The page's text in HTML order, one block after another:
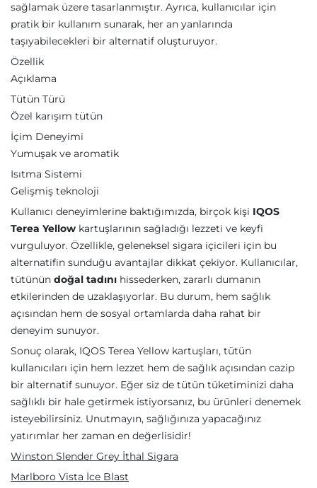
sağlamak üzere tasarlanmıştır. Ayrıca, kullanıcılar için
pratik bir kullanım sunarak, her an yanlarında
taşıyabilecekleri bir alternatif oluşturuyor.
Özellik
Açıklama
Tütün Türü
Özel karışım tütün
İçim Deneyimi
Yumuşak ve aromatik
Isıtma Sistemi
Gelişmiş teknoloji
Kullanıcı deneyimlerine baktığımızda, birçok kişi IQOS
Terea Yellow kartuşlarının sağladığı lezzeti ve keyfi
vurguluyor. Özellikle, geleneksel sigara içicileri için bu
alternatifin sunduğu avantajlar dikkat çekiyor. Kullanıcılar,
tütünün doğal tadını hissederken, zararlı dumanın
etkilerinden de uzaklaşıyorlar. Bu durum, hem sağlık
açısından hem de sosyal ortamlarda daha rahat bir
deneyim sunuyor.
Sonuç olarak, IQOS Terea Yellow kartuşları, tütün
kullanıcıları için hem lezzet hem de sağlık açısından cazip
bir alternatif sunuyor. Eğer siz de tütün tüketiminizi daha
sağlıklı bir hale getirmek istiyorsanız, bu ürünleri denemek
isteyebilirsiniz. Unutmayın, sağlığınıza yapacağınız
yatırımlar her zaman en değerlisidir!
Winston Slender Grey İthal Sigara
Marlboro Vista İce Blast